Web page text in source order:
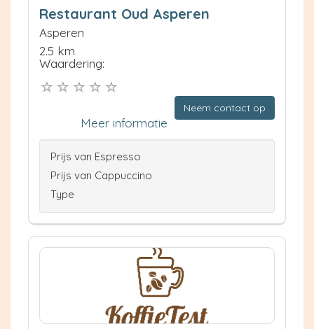
Restaurant Oud Asperen
Asperen
2.5 km
Waardering:
Neem contact op
Meer informatie
Prijs van Espresso
Prijs van Cappuccino
Type